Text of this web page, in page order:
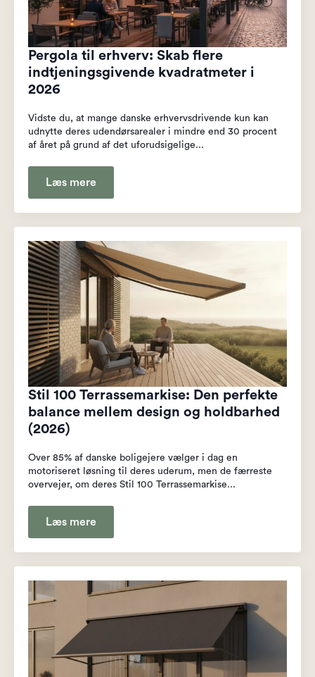
Pergola til erhverv: Skab flere
indtjeningsgivende kvadratmeter i
2026
Vidste du, at mange danske erhvervsdrivende kun kan
udnytte deres udendørsarealer i mindre end 30 procent
af året på grund af det uforudsigelige...
Læs mere
Stil 100 Terrassemarkise: Den perfekte
balance mellem design og holdbarhed
(2026)
Over 85% af danske boligejere vælger i dag en
motoriseret løsning til deres uderum, men de færreste
overvejer, om deres Stil 100 Terrassemarkise...
Læs mere